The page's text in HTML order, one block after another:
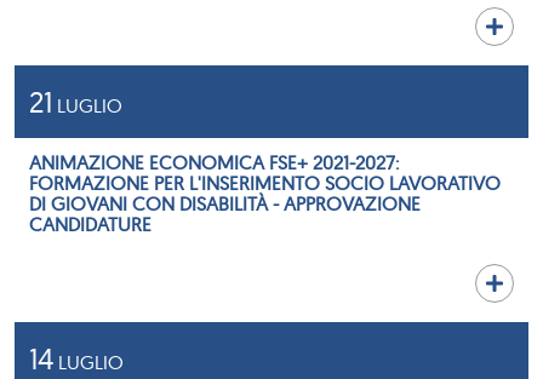
21 LUGLIO
ANIMAZIONE ECONOMICA FSE+ 2021-2027:
FORMAZIONE PER L'INSERIMENTO SOCIO LAVORATIVO
DI GIOVANI CON DISABILITÀ - APPROVAZIONE
CANDIDATURE
14 LUGLIO